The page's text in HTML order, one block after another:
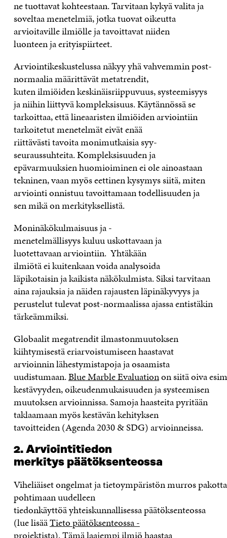
ne tuottavat kohteestaan.Tarvitaankykyä valita ja
soveltaa menetelmiä, jotka tuovat oikeutta
arvioitaville ilmiöllejatavoittavat niiden
luonteenja erityispiirteet.
Arviointikeskustelussa näkyy yhä vahvemminpost-
normaalia määrittävät metatrendit,
kutenilmiöidenkeskinäisriippuvuus,systeemisyys
ja niihin liittyväkompleksisuus.Käytännössä se
tarkoittaa, että lineaaristen ilmiöiden arviointiin
tarkoitetut menetelmät eivät enää
riittävästitavoitamonimutkaisia syy-
seuraussuhteita.Kompleksisuuden ja
epävarmuuksienhuomioimineneiole ainoastaan
tekninen, vaan myös eettinenkysymyssiitä, miten
arviointionnistuutavoittamaantodellisuudenja
sen mikä on merkityksellistä.
Moninäkökulmaisuus ja-
menetelmällisyyskuluuuskottavaanja
luotettavaanarviointiin. Yhtäkään
ilmiötäeikuitenkaanvoidaanalysoida
läpikotaisinja kaikista näkökulmista.Siksi tarvitaan
aina rajauksia ja näiden rajausten läpinäkyvyys ja
perusteluttulevatpost-normaalissaajassaentistäkin
tärkeämmiksi.
Globaalit megatrendit ilmastonmuutoksen
kiihtymisestä eriarvoistumiseen haastavat
arvioinnin lähestymistapoja ja osaamista
uudistumaan.BlueMarbleEvaluationonsiitäoiva
kestävyyden,oikeudenmukaisuudenjasysteemisen
muutoksen arvioinnissa.Samoja haasteita pyritään
taklaamaan myöskestävän kehityksen
tavoitteiden(Agenda 2030 &SDG)arvioinneissa.
2. Arviointitiedon
merkitys päätöksenteossa
Viheliäisetongelmatjatietoympäristönmurros
pohtimaan uudelleen
tiedonkäyttöäyhteiskunnallisessapäätöksenteossa
(lue lisääTieto päätöksenteossa -
projektista).Tämälaajempiilmiöhaastaa